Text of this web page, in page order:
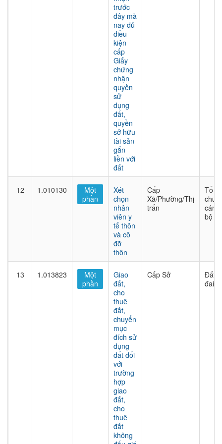
trước
đây mà
nay đủ
điều
kiện
cấp
Giấy
chứng
nhận
quyền
sử
dụng
đất,
quyền
sở hữu
tài sản
gắn
liền với
đất
12 1.010130
Một
phần
Xét
chọn
nhân
viên y
tế thôn
và cô
đỡ
thôn
Cấp
Xã/Phường/Thị
trấn
Tổ
chức
cán
bộ
13 1.013823
Một
phần
Giao
đất,
cho
thuê
đất,
chuyển
mục
đích sử
dụng
đất đối
với
trường
hợp
giao
đất,
cho
thuê
đất
không
Cấp Sở
Đất
đai